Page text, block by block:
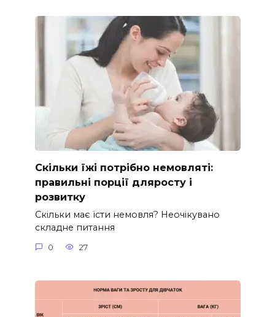
Скільки їжі потрібно немовляті:
правильні порції дляросту і
розвитку
Скільки має їсти немовля? Неочікувано
складне питання
0 27